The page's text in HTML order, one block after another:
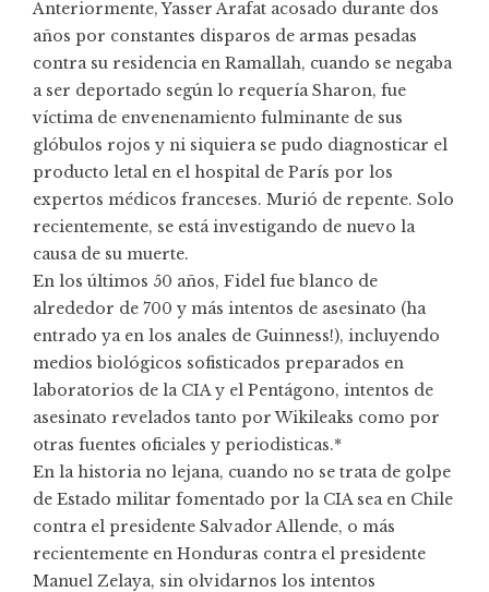
Anteriormente, Yasser Arafat acosado durante dos
años por constantes disparos de armas pesadas
contra su residencia en Ramallah, cuando se negaba
a ser deportado según lo requería Sharon, fue
víctima de envenenamiento fulminante de sus
glóbulos rojos y ni siquiera se pudo diagnosticar el
producto letal en el hospital de París por los
expertos médicos franceses. Murió de repente. Solo
recientemente, se está investigando de nuevo la
causa de su muerte.
En los últimos 50 años, Fidel fue blanco de
alrededor de 700 y más intentos de asesinato (ha
entrado ya en los anales de Guinness!), incluyendo
medios biológicos sofisticados preparados en
laboratorios de la CIA y el Pentágono, intentos de
asesinato revelados tanto por Wikileaks como por
otras fuentes oficiales y periodisticas.*
En la historia no lejana, cuando no se trata de golpe
de Estado militar fomentado por la CIA sea en Chile
contra el presidente Salvador Allende, o más
recientemente en Honduras contra el presidente
Manuel Zelaya, sin olvidarnos los intentos